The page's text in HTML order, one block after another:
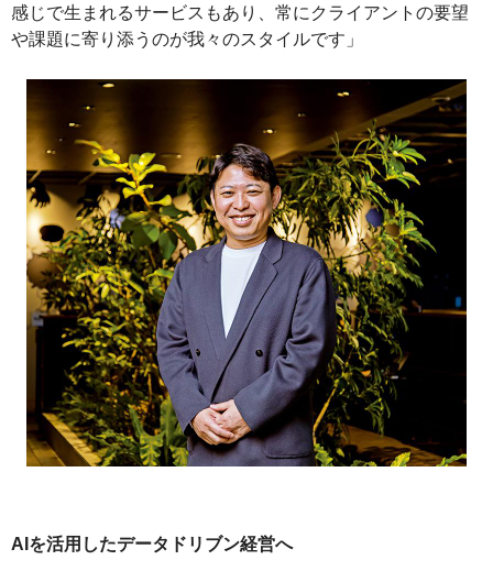
感じで生まれるサービスもあり、常にクライアントの要望
や課題に寄り添うのが我々のスタイルです」
AIを活用したデータドリブン経営へ